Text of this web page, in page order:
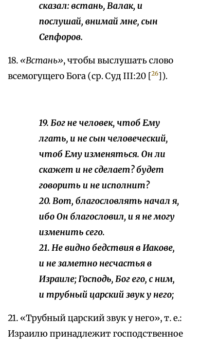
сказал: встань, Валак, и
послушай, внимай мне, сын
Сепфоров.
18. «Встань», чтобы выслушать слово
всемогущего Бога (ср. Суд III:20 [26]).
19. Бог не человек, чтоб Ему
лгать, и не сын человеческий,
чтоб Ему изменяться. Он ли
скажет и не сделает? будет
говорить и не исполнит?
20. Вот, благословлять начал я,
ибо Он благословил, и я не могу
изменить сего.
21. Не видно бедствия в Иакове,
и не заметно несчастья в
Израиле; Господь, Бог его, с ним,
и трубный царский звук у него;
21. «Трубный царский звук у него», т. е.:
Израилю принадлежит господственное